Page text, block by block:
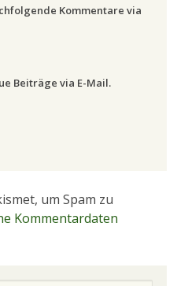
Kommentare via
Beiträge via E-Mail.
um Spam zu
Kommentardaten